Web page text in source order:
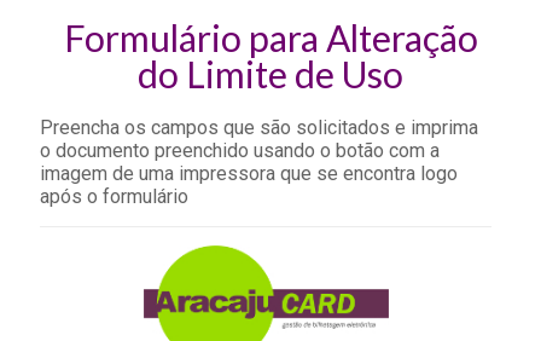
Formulário para Alteração
do Limite de Uso
Preencha os campos que são solicitados e imprima
o documento preenchido usando o botão com a
imagem de uma impressora que se encontra logo
após o formulário